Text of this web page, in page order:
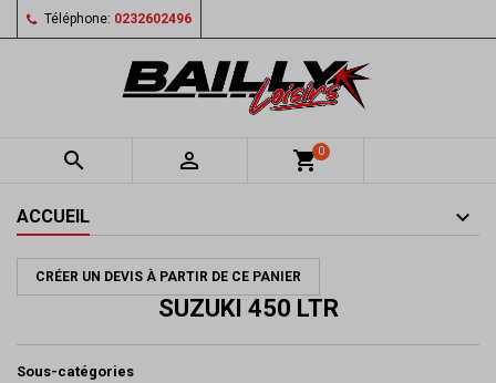
Téléphone: 0232602496
  shopping_cart0
ACCUEIL
CRÉER UN DEVIS À PARTIR DE CE PANIER
SUZUKI 450 LTR
Sous-catégories